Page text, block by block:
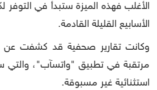
الأغلب فهذه الميزة ستبدأ في التوفر
الأسابيع القليلة القادمة.
وكانت تقارير صحفية قد كشفت عن
مرتقبة في تطبيق "واتسآب"،
استثنائية غير مسبوقة.